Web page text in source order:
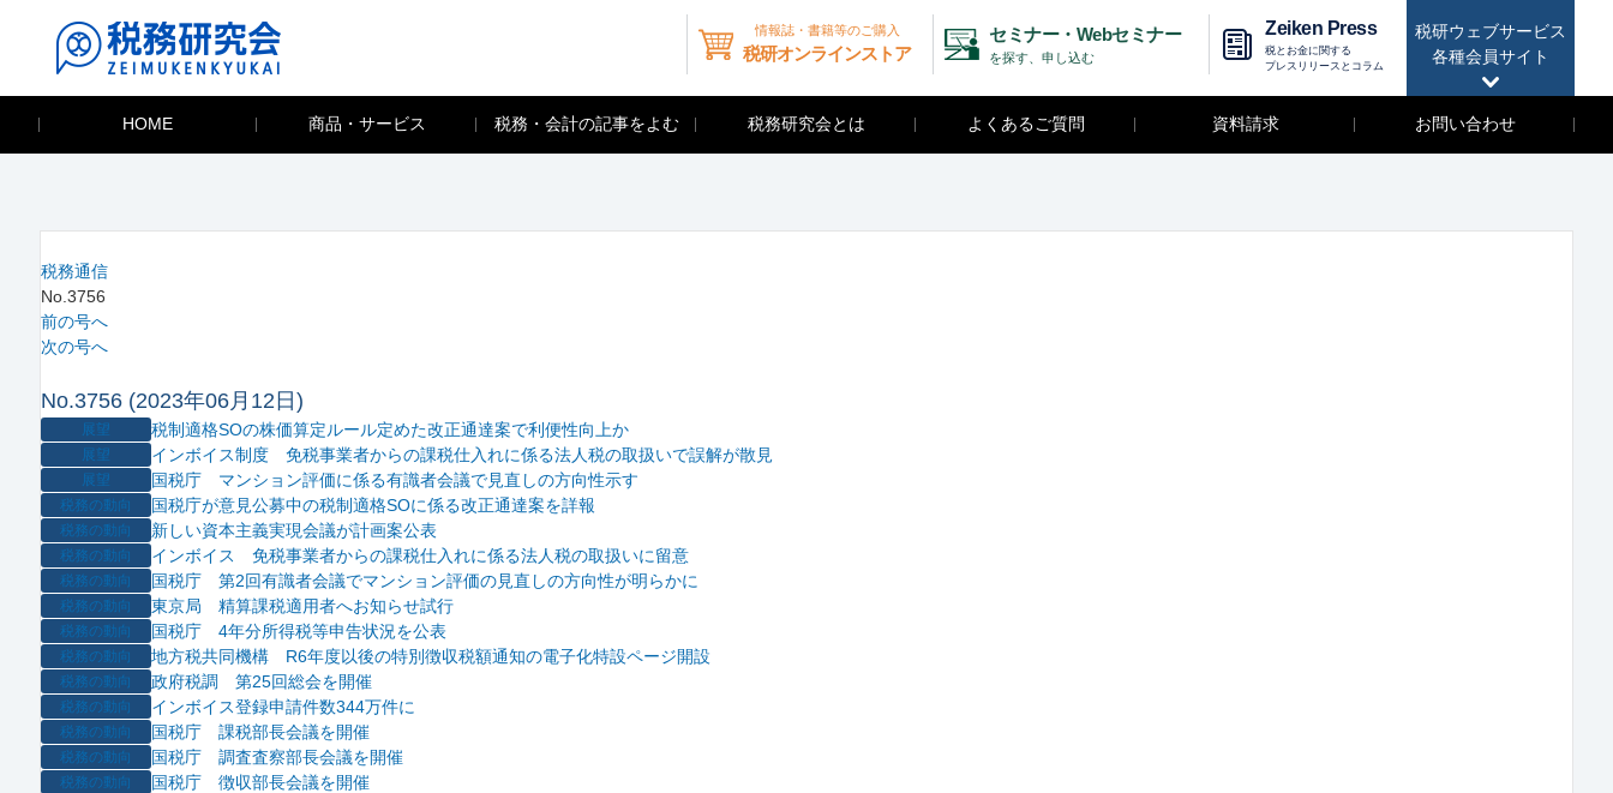
税研ウェブサービス
各種会員サイト
情報誌・書籍等のご購入
税研オンラインストア
セミナー・Webセミナー
を探す、申し込む
Zeiken Press
税とお金に関する
プレスリリースとコラム
HOME 商品・サービス 税務・会計の記事をよむ 税務研究会とは よくあるご質問 資料請求 お問い合わせ
税務通信
No.3756
前の号へ
次の号へ
No.3756 (2023年06月12日)
展望 税制適格SOの株価算定ルール定めた改正通達案で利便性向上か
展望 インボイス制度 免税事業者からの課税仕入れに係る法人税の取扱いで誤解が散見
展望 国税庁 マンション評価に係る有識者会議で見直しの方向性示す
税務の動向 国税庁が意見公募中の税制適格SOに係る改正通達案を詳報
税務の動向 新しい資本主義実現会議が計画案公表
税務の動向 インボイス 免税事業者からの課税仕入れに係る法人税の取扱いに留意
税務の動向 国税庁 第2回有識者会議でマンション評価の見直しの方向性が明らかに
税務の動向 東京局 精算課税適用者へお知らせ試行
税務の動向 国税庁 4年分所得税等申告状況を公表
税務の動向 地方税共同機構 R6年度以後の特別徴収税額通知の電子化特設ページ開設
税務の動向 政府税調 第25回総会を開催
税務の動向 インボイス登録申請件数344万件に
税務の動向 国税庁 課税部長会議を開催
税務の動向 国税庁 調査査察部長会議を開催
税務の動向 国税庁 徴収部長会議を開催